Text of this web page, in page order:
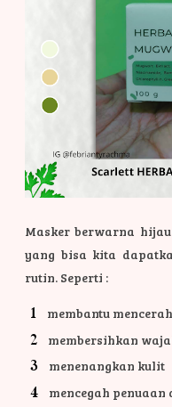
Masker berwarna
yang bisa kita
rutin. Seperti :
membantu
membersihkan
menenangkan kulit
mencegah penuaan